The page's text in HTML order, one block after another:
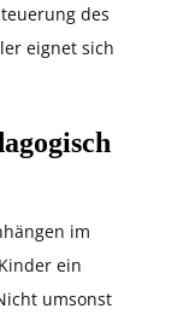
des
eignet sich
im
ein
umsonst